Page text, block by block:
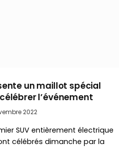
un maillot spécial
l’événement
2022
SUV entièrement électrique
célébrés dimanche par la